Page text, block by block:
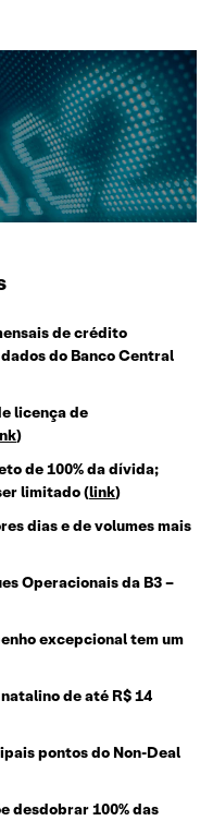
de crédito
do Banco Central
licença de
)
de 100% da dívida;
limitado (link)
dias e de volumes mais
Operacionais da B3 –
excepcional tem um
de até R$ 14
pontos do Non-Deal
desdobrar 100% das